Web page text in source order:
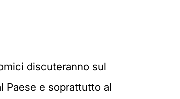
discuteranno sul
Paese e soprattutto al